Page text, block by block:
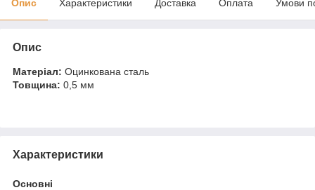
Опис Характеристики Доставка Оплата Умови
Опис
Матеріал: Оцинкована сталь
Товщина: 0,5 мм
Характеристики
Основні